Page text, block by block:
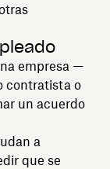
empresa —
contratista o
un acuerdo
a
que se